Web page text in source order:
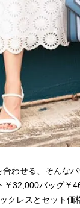
わせる、そんな
32,000バッグ￥
クレスとセット価